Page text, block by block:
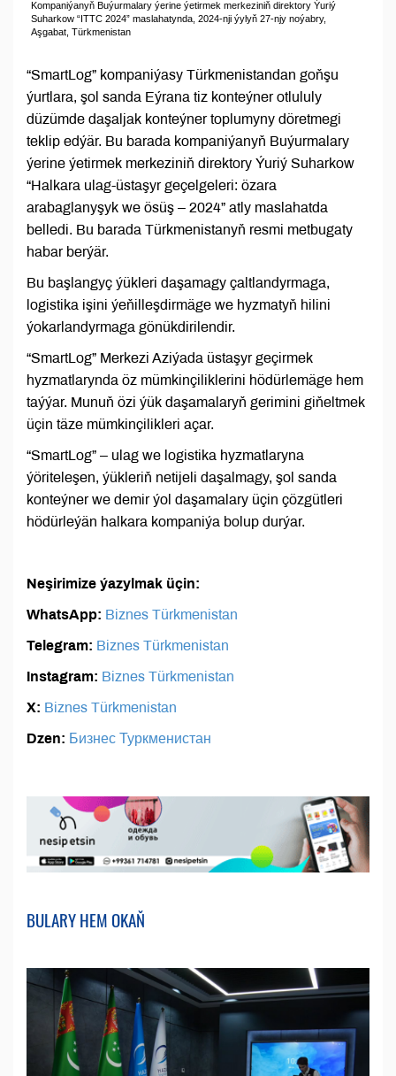
Kompaniýanyň Buýurmalary ýerine ýetirmek merkeziniň direktory Ýuriý
Suharkow “ITTC 2024” maslahatynda, 2024-nji ýylyň 27-njy noýabry,
Aşgabat, Türkmenistan
“SmartLog” kompaniýasy Türkmenistandan goňşu
ýurtlara, şol sanda Eýrana tiz konteýner otlululy
düzümde daşaljak konteýner toplumyny döretmegi
teklip edýär. Bu barada kompaniýanyň Buýurmalary
ýerine ýetirmek merkeziniň direktory Ýuriý Suharkow
“Halkara ulag-üstaşyr geçelgeleri: özara
arabaglanyşyk we ösüş – 2024” atly maslahatda
belledi. Bu barada Türkmenistanyň resmi metbugaty
habar berýär.
Bu başlangyç ýükleri daşamagy çaltlandyrmaga,
logistika işini ýeňilleşdirmäge we hyzmatyň hilini
ýokarlandyrmaga gönükdirilendir.
“SmartLog” Merkezi Aziýada üstaşyr geçirmek
hyzmatlarynda öz mümkinçiliklerini hödürlemäge hem
taýýar. Munuň özi ýük daşamalaryň gerimini giňeltmek
üçin täze mümkinçilikleri açar.
“SmartLog” – ulag we logistika hyzmatlaryna
ýöriteleşen, ýükleriň netijeli daşalmagy, şol sanda
konteýner we demir ýol daşamalary üçin çözgütleri
hödürleýän halkara kompaniýa bolup durýar.
Neşirimize ýazylmak üçin:
WhatsApp: Biznes Türkmenistan
Telegram: Biznes Türkmenistan
Instagram: Biznes Türkmenistan
X: Biznes Türkmenistan
Dzen: Бизнес Туркменистан
BULARY HEM OKAŇ